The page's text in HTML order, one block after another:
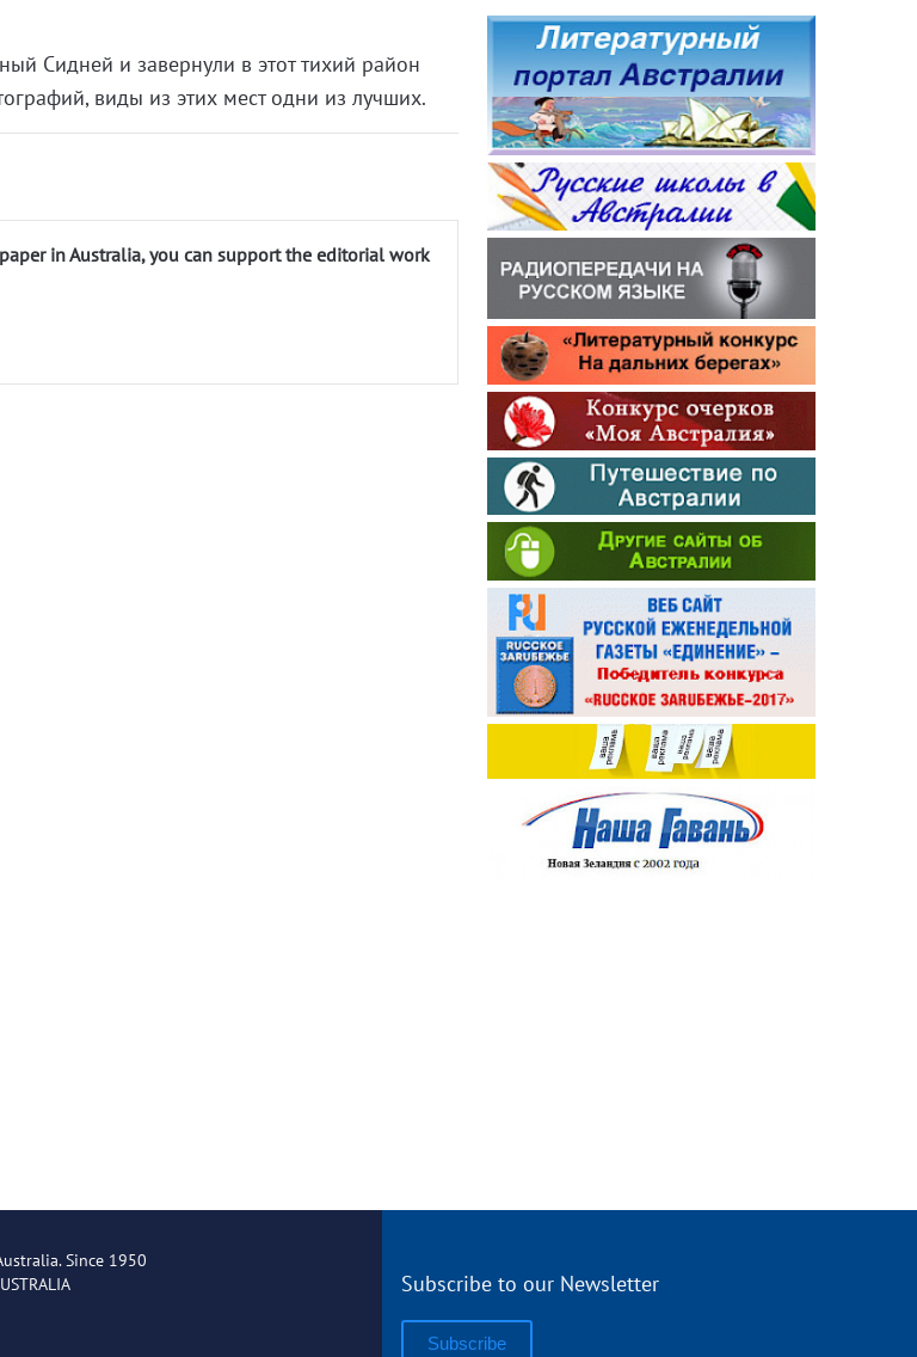
Сидней и завернули в этот тихий район
виды из этих мест одни из лучших.
in Australia, you can support the editorial work
Since 1950
Subscribe to our Newsletter
Subscribe